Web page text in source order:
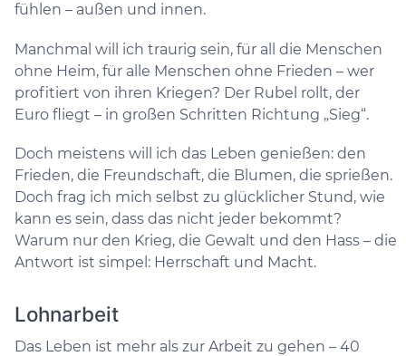
fühlen – außen und innen.
Manchmal will ich traurig sein, für all die Menschen
ohne Heim, für alle Menschen ohne Frieden – wer
profitiert von ihren Kriegen? Der Rubel rollt, der
Euro fliegt – in großen Schritten Richtung „Sieg“.
Doch meistens will ich das Leben genießen: den
Frieden, die Freundschaft, die Blumen, die sprießen.
Doch frag ich mich selbst zu glücklicher Stund, wie
kann es sein, dass das nicht jeder bekommt?
Warum nur den Krieg, die Gewalt und den Hass – die
Antwort ist simpel: Herrschaft und Macht.
Lohnarbeit
Das Leben ist mehr als zur Arbeit zu gehen – 40